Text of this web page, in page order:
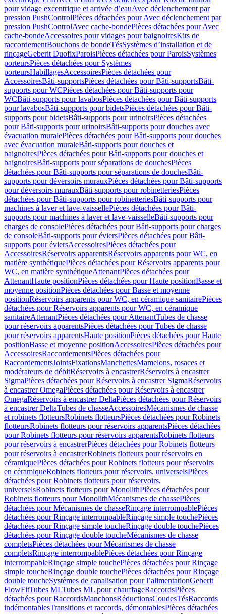
pour vidage excentrique et arrivée d’eauAvec déclenchement par
pression PushControlPièces détachées pour Avec déclenchement par
pression PushControlAvec cache-bondePièces détachées pour Avec
cache-bondeAccessoires pour vidages pour baignoiresKits de
raccordementBouchons de bondeTésSystèmes d’installation et de
rinçageGeberit DuofixParoisPièces détachées pour ParoisSystèmes
porteursPièces détachées pour Systèmes
porteursHabillagesAccessoiresPièces détachées pour
AccessoiresBâti-supportsPièces détachées pour Bâti-supportsBâti-
supports pour WCPièces détachées pour Bâti-supports pour
WCBâti-supports pour lavabosPièces détachées pour Bâti-supports
pour lavabosBâti-supports pour bidetsPièces détachées pour Bâti-
supports pour bidetsBâti-supports pour urinoirsPièces détachées
pour Bâti-supports pour urinoirsBâti-supports pour douches avec
évacuation muralePièces détachées pour Bâti-supports pour douches
avec évacuation muraleBâti-supports pour douches et
baignoiresPièces détachées pour Bâti-supports pour douches et
baignoiresBâti-supports pour séparations de douchesPièces
détachées pour Bâti-supports pour séparations de douchesBâti-
supports pour déversoirs murauxPièces détachées pour Bâti-supports
pour déversoirs murauxBâti-supports pour robinetteriesPièces
détachées pour Bâti-supports pour robinetteriesBâti-supports pour
machines à laver et lave-vaissellePièces détachées pour Bâti-
supports pour machines à laver et lave-vaisselleBâti-supports pour
charges de consolePièces détachées pour Bâti-supports pour charges
de consoleBâti-supports pour éviersPièces détachées pour Bâti-
supports pour éviersAccessoiresPièces détachées pour
AccessoiresRéservoirs apparentsRéservoirs apparents pour WC, en
matière synthétiquePièces détachées pour Réservoirs apparents pour
WC, en matière synthétiqueAttenantPièces détachées pour
AttenantHaute positionPièces détachées pour Haute positionBasse et
moyenne positionPièces détachées pour Basse et moyenne
positionRéservoirs apparents pour WC, en céramique sanitairePièces
détachées pour Réservoirs apparents pour WC, en céramique
sanitaireAttenantPièces détachées pour AttenantTubes de chasse
pour réservoirs apparentsPièces détachées pour Tubes de chasse
pour réservoirs apparentsHaute positionPièces détachées pour Haute
positionBasse et moyenne positionAccessoiresPièces détachées pour
AccessoiresRaccordementsPièces détachées pour
RaccordementsJointsFixationsManchettesMamelons, rosaces et
modérateurs de débitRéservoirs à encastrerRéservoirs à encastrer
SigmaPièces détachées pour Réservoirs à encastrer SigmaRéservoirs
à encastrer OmegaPièces détachées pour Réservoirs à encastrer
OmegaRéservoirs à encastrer DeltaPièces détachées pour Réservoirs
à encastrer DeltaTubes de chasseAccessoiresMécanismes de chasse
et robinets flotteursRobinets flotteursPièces détachées pour Robinets
flotteursRobinets flotteurs pour réservoirs apparentsPièces détachées
pour Robinets flotteurs pour réservoirs apparentsRobinets flotteurs
pour réservoirs à encastrerPièces détachées pour Robinets flotteurs
pour réservoirs à encastrerRobinets flotteurs pour réservoirs en
céramiquePièces détachées pour Robinets flotteurs pour réservoirs
en céramiqueRobinets flotteurs pour réservoirs, universelsPièces
détachées pour Robinets flotteurs pour réservoirs,
universelsRobinets flotteurs pour MonolithPièces détachées pour
Robinets flotteurs pour MonolithMécanismes de chassePièces
détachées pour Mécanismes de chasseRinçage interrompablePièces
détachées pour Rinçage interrompableRinçage simple touchePièces
détachées pour Rinçage simple toucheRinçage double touchePièces
détachées pour Rinçage double toucheMécanismes de chasse
completsPièces détachées pour Mécanismes de chasse
completsRinçage interrompablePièces détachées pour Rinçage
interrompableRinçage simple touchePièces détachées pour Rinçage
simple toucheRinçage double touchePièces détachées pour Rinçage
double toucheSystèmes de canalisation pour l’alimentationGeberit
FlowFitTubes MLTubes ML pour chauffageRaccordsPièces
détachées pour RaccordsManchonsRéductionsCoudesTésRaccords
indémontablesTransitions et raccords, démontablesPièces détachées